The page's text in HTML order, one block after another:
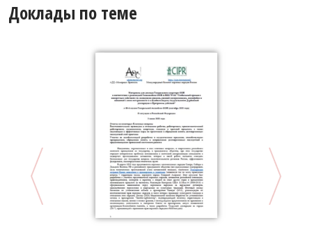
Доклады по теме